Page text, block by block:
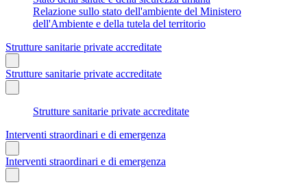
Relazione sullo stato dell'ambiente del Ministero
dell'Ambiente e della tutela del territorio
Strutture sanitarie private accreditate
Strutture sanitarie private accreditate
Strutture sanitarie private accreditate
Interventi straordinari e di emergenza
Interventi straordinari e di emergenza